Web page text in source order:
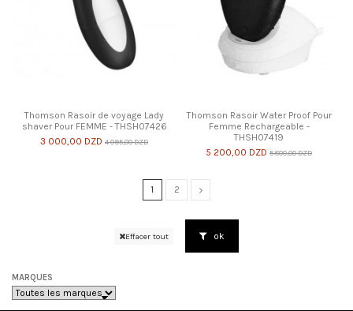
Thomson Rasoir de voyage Lady
shaver Pour FEMME - THSH07426
3 000,00 DZD 4 095,00 DZD
Thomson Rasoir Water Proof Pour
Femme Rechargeable -
THSH07419
5 200,00 DZD 5 800,00 DZD
1 2
Effacer tout ok
MARQUES